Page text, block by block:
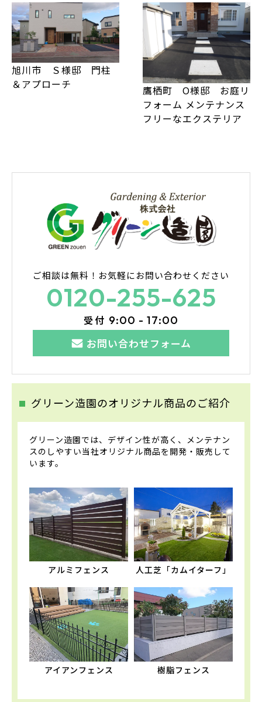
旭川市 Ｓ様邸 門柱
＆アプローチ
鷹栖町 O様邸 お庭リ
フォーム メンテナンス
フリーなエクステリア
ご相談は無料！ お気軽にお問い合わせください
0120-255-625
受付 9:00 - 17:00
お問い合わせフォーム
グリーン造園のオリジナル商品のご紹介
グリーン造園では、デザイン性が高く、メンテナン
スのしやすい当社オリジナル商品を開発・販売して
います。
アルミフェンス 人工芝「カムイターフ」
アイアンフェンス 樹脂フェンス